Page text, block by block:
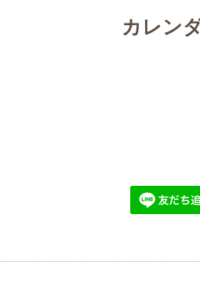
カレン